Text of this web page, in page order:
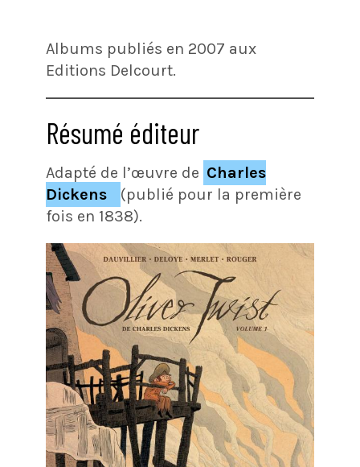
Albums publiés en 2007 aux
Editions Delcourt.
Résumé éditeur
Adapté de l’œuvre de Charles
Dickens
(publié pour la première
fois en 1838).